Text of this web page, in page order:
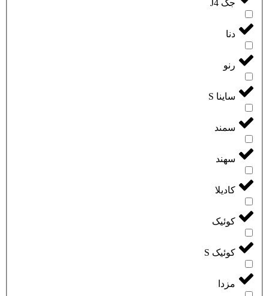
جک J4
دنا
رنو
ساینا S
سمند
سهند
کادیلا
کوئیک
کوئیک S
مزدا